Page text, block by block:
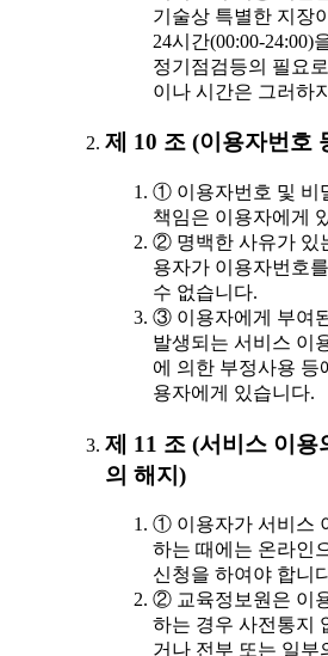
기술상 특별한 지장
24시간(00:00-24:00)
정기점검등의 필요
이나 시간은 그러하
제 10 조 (이용자번호
① 이용자번호 및 비
책임은 이용자에게
② 명백한 사유가 있
용자가 이용자번호
수 없습니다.
③ 이용자에게 부여
발생되는 서비스 이
에 의한 부정사용 등
용자에게 있습니다.
제 11 조 (서비스 이
의 해지)
① 이용자가 서비스
하는 때에는 온라인
신청을 하여야 합니
② 교육정보원은 이
하는 경우 사전통지
거나 전부 또는 일부